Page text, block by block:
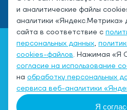
Политика обработки
Согласие на обработку
и аналитические файлы
аналитики «Яндекс.Метрика»
сайта в соответствие с
персональных данных,
cookies-файлов. Нажимая «Я
согласие на использование
на обработку персональных
сервиса веб-аналитики
Я